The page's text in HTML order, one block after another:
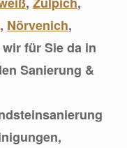
, Nörvenich,
für Sie da in
Sanierung &